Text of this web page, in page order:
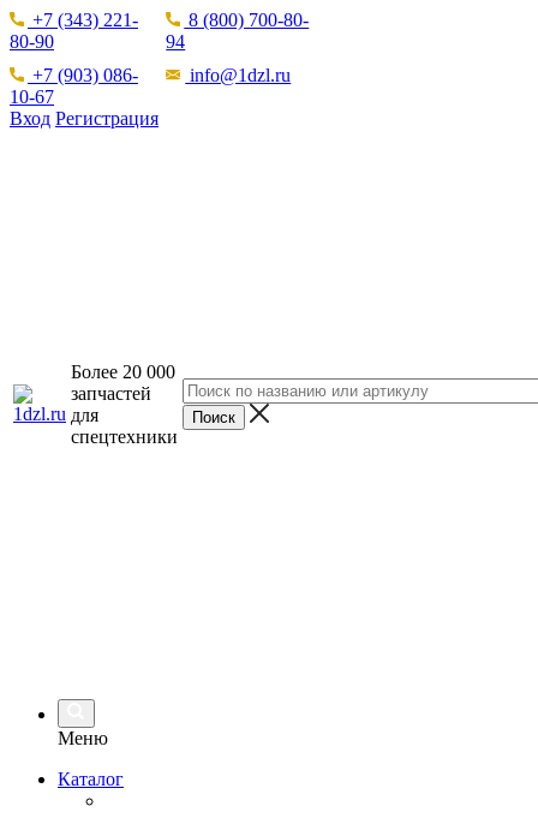
+7 (343) 221-
80-90
8 (800) 700-80-
94
+7 (903) 086-
10-67
info@1dzl.ru
Вход Регистрация
Более 20 000
запчастей
для
спецтехники
Меню
Каталог